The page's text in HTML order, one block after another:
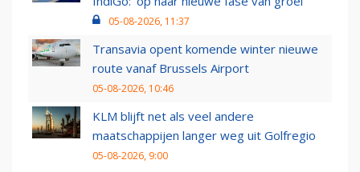
05-08-2026, 11:37
Transavia opent komende winter nieuwe
route vanaf Brussels Airport
05-08-2026, 10:46
KLM blijft net als veel andere
maatschappijen langer weg uit Golfregio
05-08-2026, 9:00